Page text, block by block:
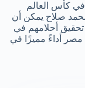
كأس العالم
صلاح يمكن أن
تحقيق أحلامهم في
أداءً مميزًا في